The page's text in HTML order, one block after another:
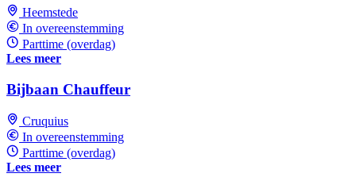
Heemstede
In overeenstemming
Parttime (overdag)
Lees meer
Bijbaan Chauffeur
Cruquius
In overeenstemming
Parttime (overdag)
Lees meer